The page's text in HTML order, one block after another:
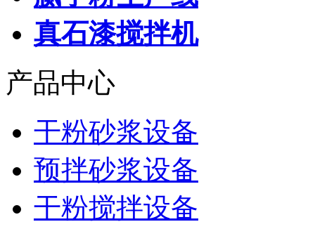
真石漆搅拌机
产品中心
干粉砂浆设备
预拌砂浆设备
干粉搅拌设备